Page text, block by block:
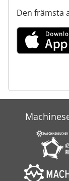
Harrison M
Holzma Hpp
Swu 250
Ursus 250
Vdf 250
Den främsta